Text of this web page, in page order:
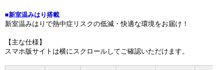
■新室温みはり搭載
新室温みはりで熱中症リスクの低減・快適な環境をお届け！
【主な仕様】
スマホ版サイトは横にスクロールしてご確認いただけます。